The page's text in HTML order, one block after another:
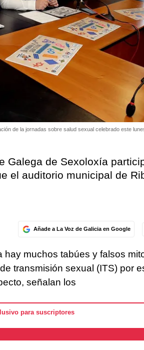
de la jornadas sobre salud sexual celebrado este
Galega de Sexoloxía
el auditorio municipal de
Añade a La Voz de Galicia en Google
muchos tabúes y falsos
transmisión sexual (ITS) por
señalan los
para suscriptores